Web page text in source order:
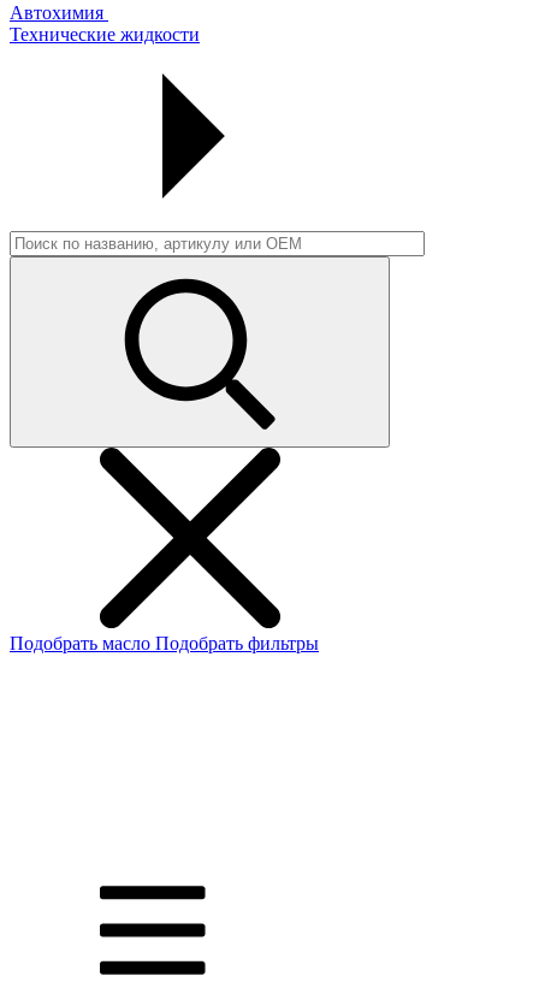
Автохимия
Технические жидкости
Подобрать масло Подобрать фильтры